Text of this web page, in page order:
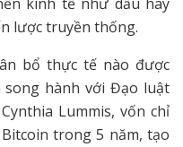
lược truyền thống.
bổ thực tế nào được
song hành với Đạo luật
Lummis, vốn chỉ
trong 5 năm, tạo